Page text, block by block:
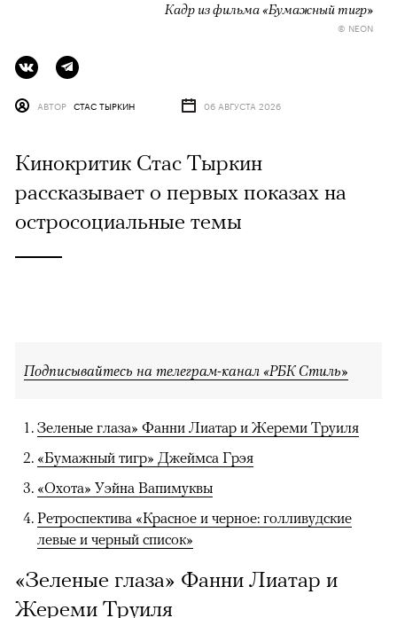
Кадр из фильма «Бумажный тигр»
© NEON
АВТОР СТАС ТЫРКИН 06 АВГУСТА 2026
Кинокритик Стас Тыркин
рассказывает о первых показах на
остросоциальные темы
Подписывайтесь на телеграм-канал «РБК Стиль»
Зеленые глаза» Фанни Лиатар и Жереми Труиля
«Бумажный тигр» Джеймса Грэя
«Охота» Уэйна Вапимуквы
Ретроспектива «Красное и черное: голливудские
левые и черный список»
«Зеленые глаза» Фанни Лиатар и
Жереми Труиля